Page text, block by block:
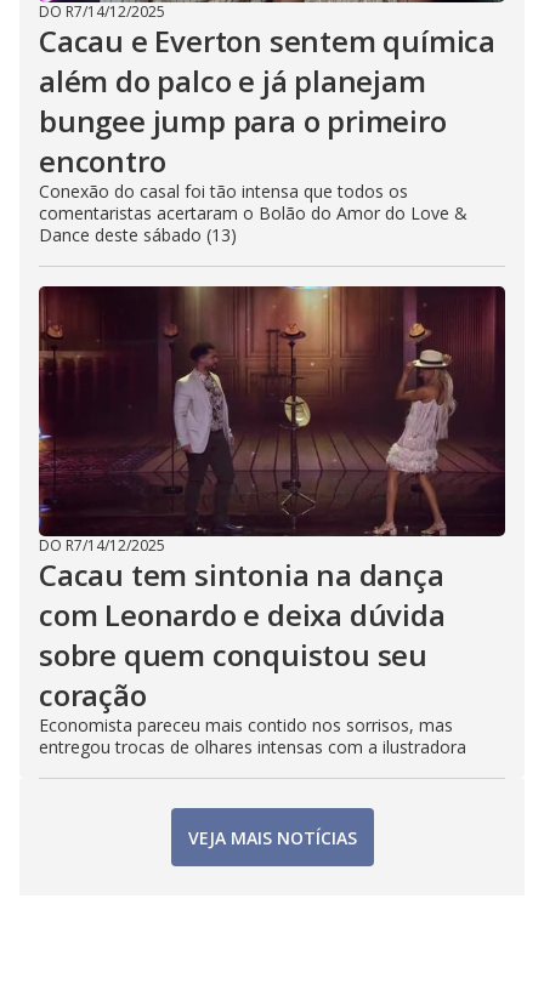
DO R7/14/12/2025
Cacau e Everton sentem química
além do palco e já planejam
bungee jump para o primeiro
encontro
Conexão do casal foi tão intensa que todos os
comentaristas acertaram o Bolão do Amor do Love &
Dance deste sábado (13)
DO R7/14/12/2025
Cacau tem sintonia na dança
com Leonardo e deixa dúvida
sobre quem conquistou seu
coração
Economista pareceu mais contido nos sorrisos, mas
entregou trocas de olhares intensas com a ilustradora
VEJA MAIS NOTÍCIAS